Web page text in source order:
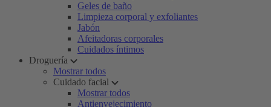
Geles de baño
Limpieza corporal y exfoliantes
Jabón
Afeitadoras corporales
Cuidados íntimos
Droguería
Mostrar todos
Cuidado facial
Mostrar todos
Antienvejecimiento